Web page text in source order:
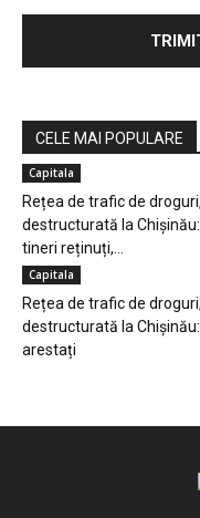
CELE MAI POPULARE
Capitala
Rețea de trafic de droguri,
destructurată la
tineri reținuți,...
Capitala
Rețea de trafic de droguri,
destructurată la
arestați